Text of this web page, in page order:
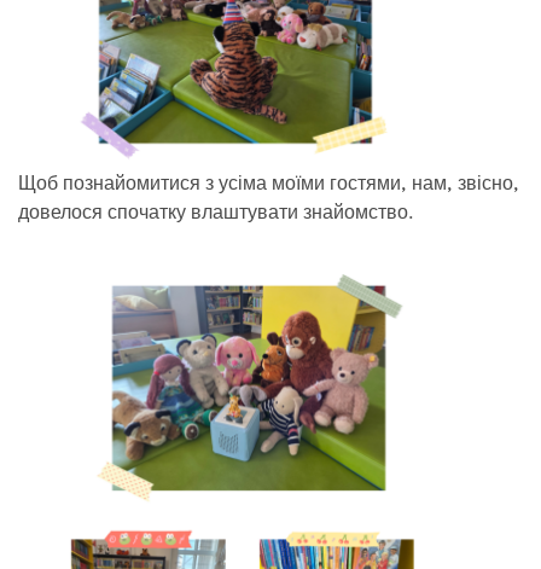
Щоб познайомитися з усіма моїми гостями, нам, звісно,
довелося спочатку влаштувати знайомство.